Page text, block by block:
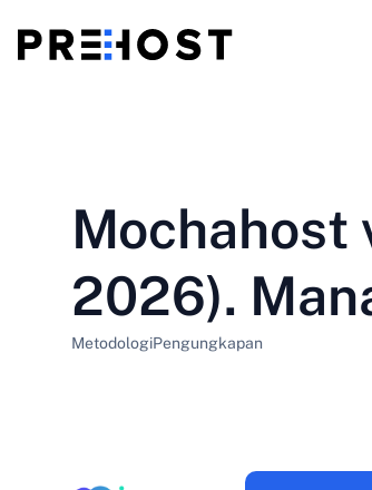
EN - English
LT - Lietuvių
Mochahost
2026).
MetodologiPengungkapan